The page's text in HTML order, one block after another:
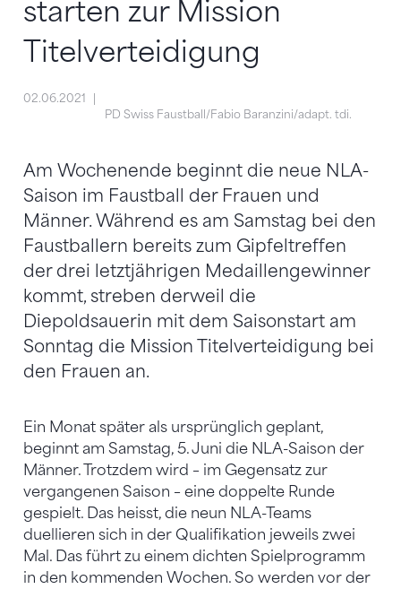
starten zur Mission
Titelverteidigung
02.06.2021
PD Swiss Faustball/Fabio Baranzini/adapt. tdi.
Am Wochenende beginnt die neue NLA-
Saison im Faustball der Frauen und
Männer. Während es am Samstag bei den
Faustballern bereits zum Gipfeltreffen
der drei letztjährigen Medaillengewinner
kommt, streben derweil die
Diepoldsauerin mit dem Saisonstart am
Sonntag die Mission Titelverteidigung bei
den Frauen an.
Ein Monat später als ursprünglich geplant,
beginnt am Samstag, 5. Juni die NLA-Saison der
Männer. Trotzdem wird – im Gegensatz zur
vergangenen Saison – eine doppelte Runde
gespielt. Das heisst, die neun NLA-Teams
duellieren sich in der Qualifikation jeweils zwei
Mal. Das führt zu einem dichten Spielprogramm
in den kommenden Wochen. So werden vor der